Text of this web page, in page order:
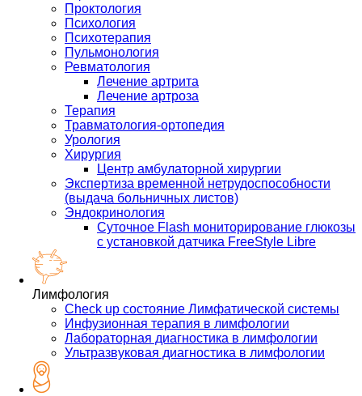
Проктология
Психология
Психотерапия
Пульмонология
Ревматология
Лечение артрита
Лечение артроза
Терапия
Травматология-ортопедия
Урология
Хирургия
Центр амбулаторной хирургии
Экспертиза временной нетрудоспособности
(выдача больничных листов)
Эндокринология
Суточное Flash мониторирование глюкозы
с установкой датчика FreeStyle Libre
Лимфология
Check up состояние Лимфатической системы
Инфузионная терапия в лимфологии
Лабораторная диагностика в лимфологии
Ультразвуковая диагностика в лимфологии